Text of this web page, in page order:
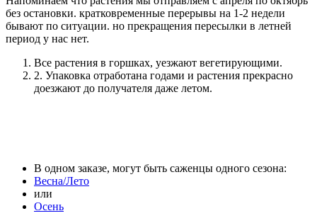
без остановки. кратковременные перерывы на 1-2 недели
бывают по ситуации. но прекращения пересылки в летней
период у нас нет.
Все растения в горшках, уезжают вегетирующими.
2. Упаковка отработана годами и растения прекрасно
доезжают до получателя даже летом.
В одном заказе, могут быть саженцы одного сезона:
Весна/Лето
или
Осень